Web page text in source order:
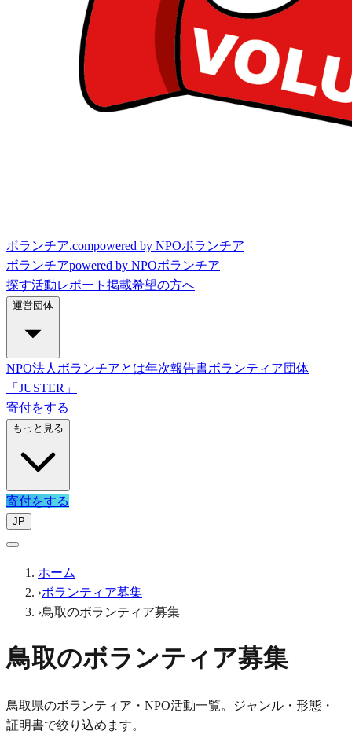
ボランチア.compowered by NPOボランチア
ボランチアpowered by NPOボランチア
探す活動レポート 掲載希望の方へ
運営団体
NPO法人ボランチアとは年次報告書ボランティア団体
「JUSTER」
寄付をする
もっと見る
寄付をする
JP
ホーム
›ボランティア募集
›鳥取のボランティア募集
鳥取のボランティア募集
鳥取県のボランティア・NPO活動一覧。ジャンル・形態・
証明書で絞り込めます。